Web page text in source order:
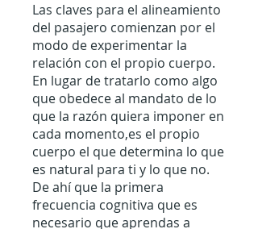
Las claves para el alineamiento
del pasajero comienzan por el
modo de experimentar la
relación con el propio cuerpo.
En lugar de tratarlo como algo
que obedece al mandato de lo
que la razón quiera imponer en
cada momento,es el propio
cuerpo el que determina lo que
es natural para ti y lo que no.
De ahí que la primera
frecuencia cognitiva que es
necesario que aprendas a